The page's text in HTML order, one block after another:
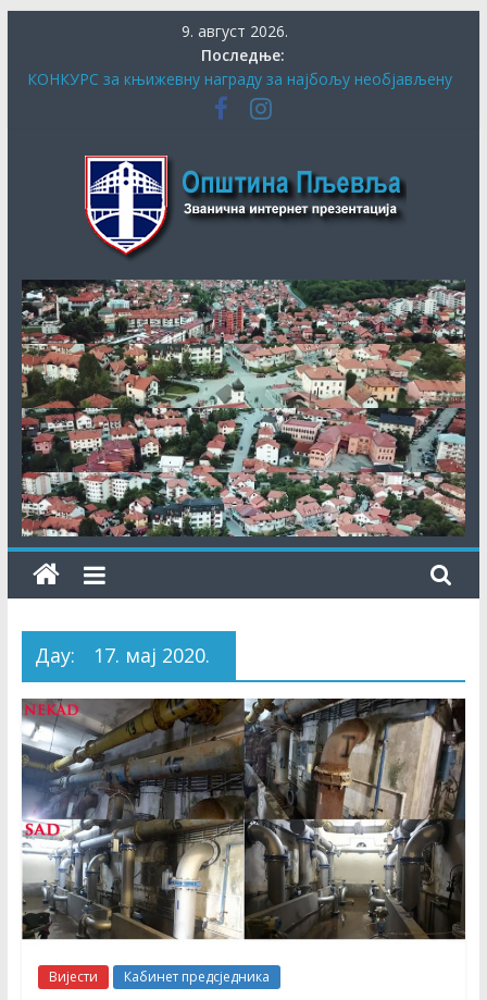
цонтент
9. август 2026.
Последње:
КОНКУРС за књижевну награду за најбољу необјављену
књигу и за најбољу необјављену пјесму о завичају
ПЉЕВАЉСКИ ФЕСТИВАЛ КЊИГЕ
СЕКРЕТАРИЈАТ ЗА КУЛТУРУ, СОЦИЈАЛНА И ДРУГА
ПИТАЊА ОБЕЗБИЈЕДИО ДОДАТНА СРЕДСТВА ЗА
ЈУБИЛАРНУ МАНИФЕСТАЦИЈУ „40. ДАНИ ХУМОРА И
САТИРЕ ВУКО БЕЗАРЕВИЋ“
ДАНАС ПОЧИЊЕ ПРИЈАВА ЗА СУБВЕНЦИЈЕ ЗА НАБАВКУ
ОБАВЈЕШТЕЊЕ О продужењу рока за додјелу подршке
кроз мјеру “Програм прераде пољопривредних производа
“ за 2026.годину
Општина
Пљевља
Даy: 17. мај 2020.
Вијести Кабинет предсједника